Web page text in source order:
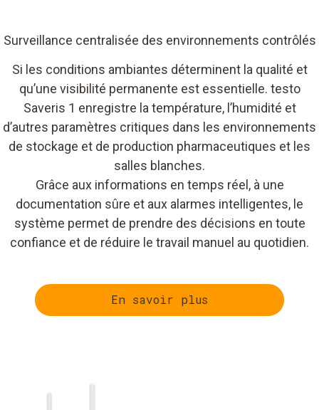
Surveillance centralisée des environnements contrôlés
Si les conditions ambiantes déterminent la qualité et
qu’une visibilité permanente est essentielle. testo
Saveris 1 enregistre la température, l’humidité et
d’autres paramètres critiques dans les environnements
de stockage et de production pharmaceutiques et les
salles blanches.
Grâce aux informations en temps réel, à une
documentation sûre et aux alarmes intelligentes, le
système permet de prendre des décisions en toute
confiance et de réduire le travail manuel au quotidien.
En savoir plus